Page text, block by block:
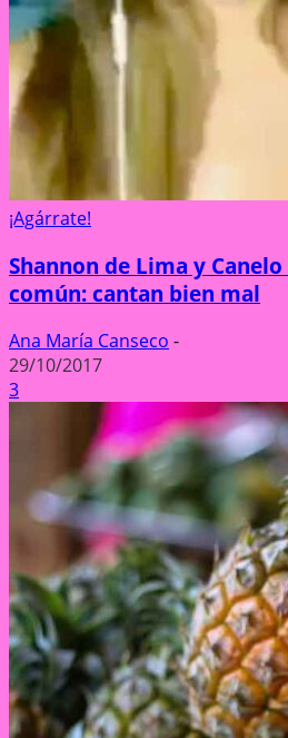
¡Agárrate!
Shannon de Lima y
común: cantan bien mal
Ana María Canseco -
29/10/2017
3